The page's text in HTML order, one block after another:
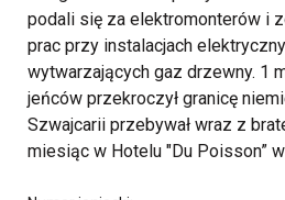
podali się za elektromonterów i
prac przy instalacjach
wytwarzających gaz drzewny. 1
jeńców przekroczył granicę
Szwajcarii przebywał wraz z
miesiąc w Hotelu "Du Poisson”